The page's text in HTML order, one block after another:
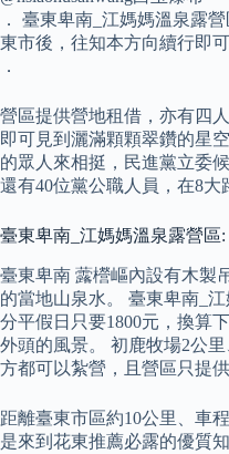
． 臺東卑南_江媽媽溫泉露
東市後，往知本方向續行即
．
營區提供營地租借，亦有四
即可見到灑滿顆顆翠鑽的星
的眾人來相挺，民進黨立委
還有40位黨公職人員，在8
臺東卑南_江媽媽溫泉露營區
臺東卑南 虂櫿嶇內設有木製
的當地山泉水。 臺東卑南_
分平假日只要1800元，換算
外頭的風景。 初鹿牧場2公
方都可以紮營，且營區只提
距離臺東市區約10公里、車
是來到花東推薦必露的優質